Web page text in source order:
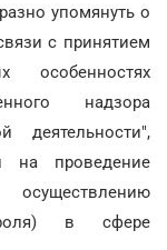
упомянуть о
с принятием
надзора
деятельности",
на проведение
в сфере